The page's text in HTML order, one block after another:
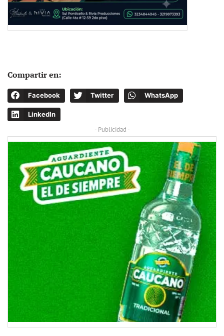
Compartir en:
Facebook Twitter WhatsApp
LinkedIn
- Publicidad -